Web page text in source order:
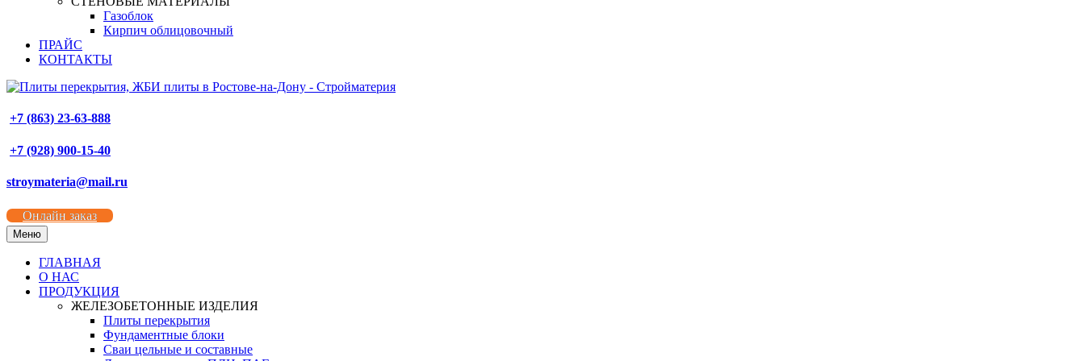
Газоблок
Кирпич облицовочный
ПРАЙС
КОНТАКТЫ
+7 (863) 23-63-888
+7 (928) 900-15-40
stroymateria@mail.ru
Онлайн заказ
Меню
ГЛАВНАЯ
О НАС
ПРОДУКЦИЯ
ЖЕЛЕЗОБЕТОННЫЕ ИЗДЕЛИЯ
Плиты перекрытия
Фундаментные блоки
Сваи цельные и составные